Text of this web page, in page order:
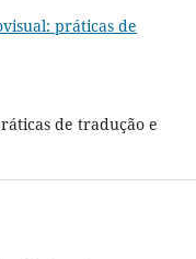
práticas de
de tradução e